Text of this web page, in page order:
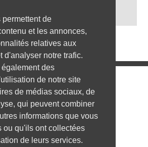
permettent de
et les annonces,
relatives aux
d'analyser notre trafic.
des
de notre site
de médias sociaux, de
qui peuvent combiner
informations que vous
ou qu'ils ont collectées
de leurs services.
Emplois
Emplois par secteur
Emplois par ville
Emplois par entreprise